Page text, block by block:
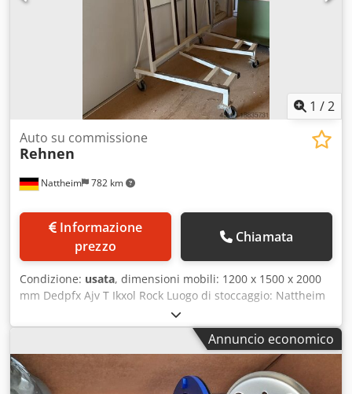
1 /2
Nattheim 782 km
Auto su commissione
Rehnen
prezzo
Chiamata
Condizione: usata, dimensioni mobili: 1200 x 1500 x 2000
mm Dedpfx Ajv T Ikxol Rock Luogo di stoccaggio: Nattheim
Annuncio economico